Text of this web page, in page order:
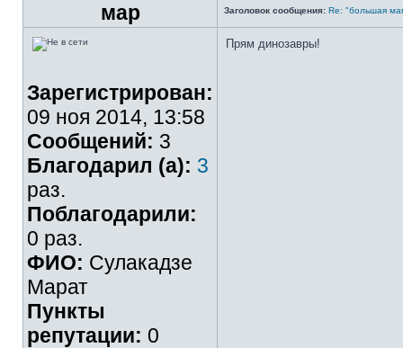
мар
Заголовок сообщения: Re: "большая
Зарегистрирован:
09 ноя 2014, 13:58
Сообщений: 3
Благодарил (а): 3
раз.
Поблагодарили:
0 раз.
ФИО: Сулакадзе
Марат
Пункты
репутации: 0
Прям динозавры!